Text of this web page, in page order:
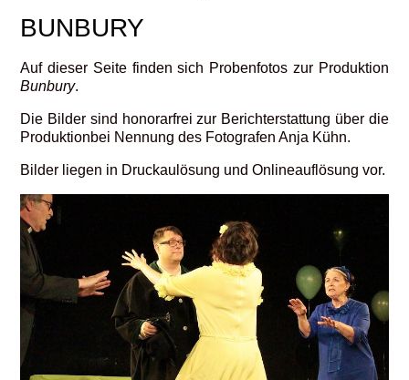
BUNBURY
Auf dieser Seite finden sich Probenfotos zur Produktion
Bunbury.
Die Bilder sind honorarfrei zur Berichterstattung über die
Produktionbei Nennung des Fotografen Anja Kühn.
Bilder liegen in Druckaulösung und Onlineauflösung vor.